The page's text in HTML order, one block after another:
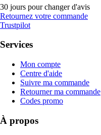
30 jours pour changer d'avis
Retournez votre commande
Trustpilot
Services
Mon compte
Centre d'aide
Suivre ma commande
Retourner ma commande
Codes promo
À propos